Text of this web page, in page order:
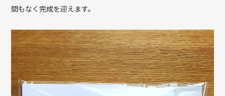
間もなく完成を迎えます。